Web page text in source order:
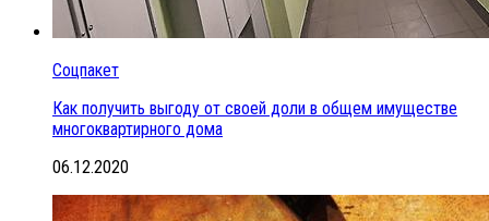
Соцпакет
Как получить выгоду от своей доли в общем имуществе
многоквартирного дома
06.12.2020